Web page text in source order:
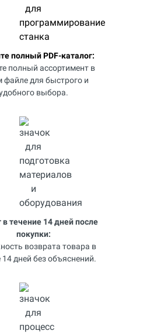
полный PDF-каталог:
полный ассортимент в
файле для быстрого и
выбора.
в течение 14 дней после
покупки:
возврата товара в
14 дней без объяснений.